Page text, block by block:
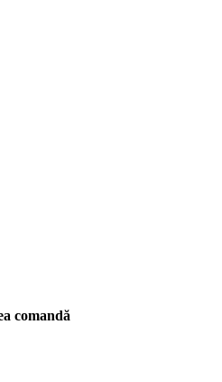
comandă